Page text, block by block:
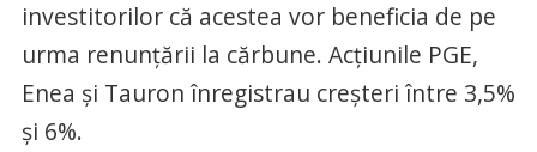
investitorilor că acestea vor beneficia de pe
urma renunţării la cărbune. Acţiunile PGE,
Enea şi Tauron înregistrau creşteri între 3,5%
şi 6%.